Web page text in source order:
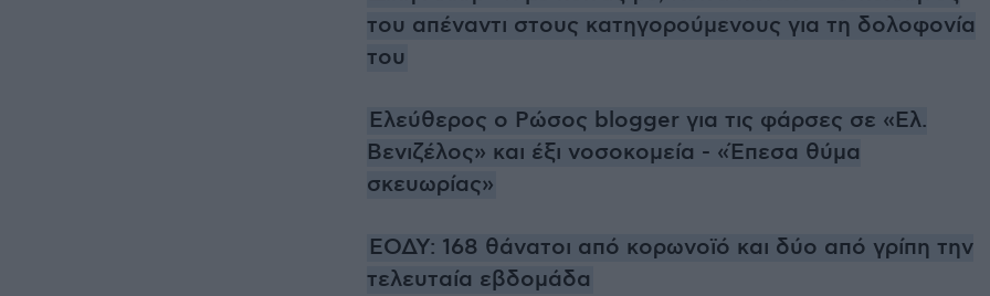
του απέναντι στους κατηγορούμενους για τη δολοφονία
του
Ελεύθερος ο Ρώσος blogger για τις φάρσες σε «Ελ.
Βενιζέλος» και έξι νοσοκομεία - «Έπεσα θύμα
σκευωρίας»
ΕΟΔΥ: 168 θάνατοι από κορωνοϊό και δύο από γρίπη την
τελευταία εβδομάδα